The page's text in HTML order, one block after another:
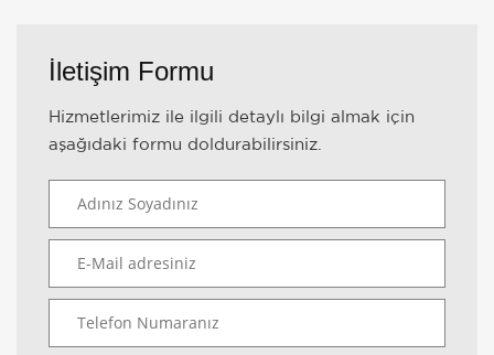
İletişim Formu
Hizmetlerimiz ile ilgili detaylı bilgi almak için
aşağıdaki formu doldurabilirsiniz.